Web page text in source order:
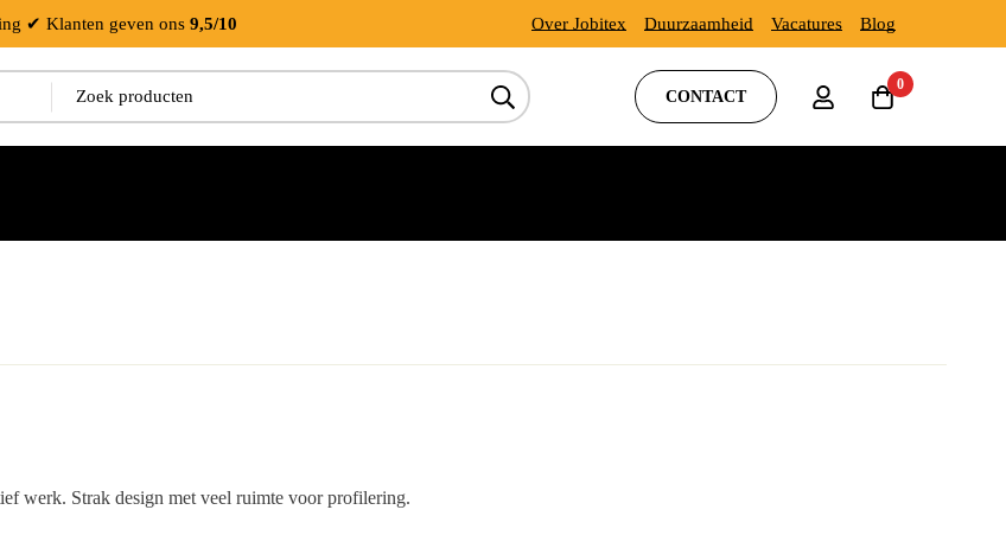
✔ Klanten geven ons 9,5/10 Over Jobitex Duurzaamheid Vacatures Blog
CONTACT
0
werk. Strak design met veel ruimte voor profilering.